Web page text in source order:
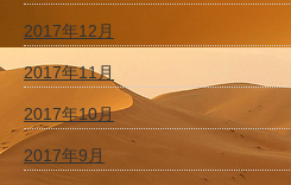
2017年12月
2017年11月
2017年10月
2017年9月